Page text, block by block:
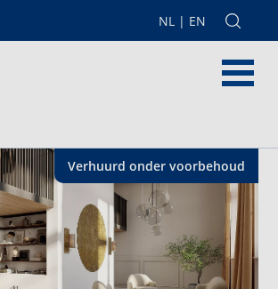
NL | EN
Verhuurd onder voorbehoud